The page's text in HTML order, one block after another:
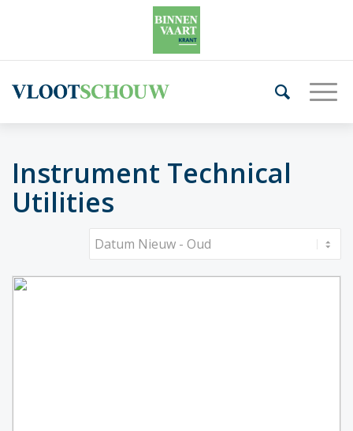
Instrument Technical
Utilities